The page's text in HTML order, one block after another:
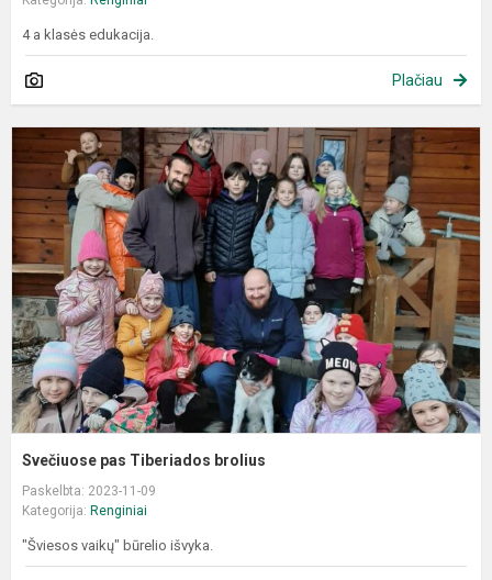
4 a klasės edukacija.
Plačiau
Svečiuose pas Tiberiados brolius
Paskelbta: 2023-11-09
Kategorija: Renginiai
"Šviesos vaikų" būrelio išvyka.